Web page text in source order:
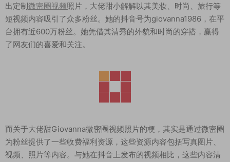
出定制微密圈视频照片，大佬甜小解解以其美妆、时尚、旅行等
短视频内容吸引了众多粉丝。她的抖音号为giovanna1986，在平
台拥有近600万粉丝。她凭借其清秀的外貌和时尚的穿搭，赢得
了网友们的喜爱和关注。
而关于大佬甜Giovanna微密圈视频照片的梗，其实是通过微密圈
为粉丝提供了一些收费福利资源，这些资源内容包括写真图片、
视频、照片等内容。与她在抖音上发布的视频相比，这些内容清